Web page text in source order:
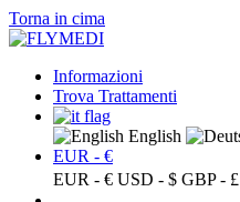
Torna in cima
Informazioni
Trova Trattamenti
English
EUR - €
EUR - € USD - $ GBP - £